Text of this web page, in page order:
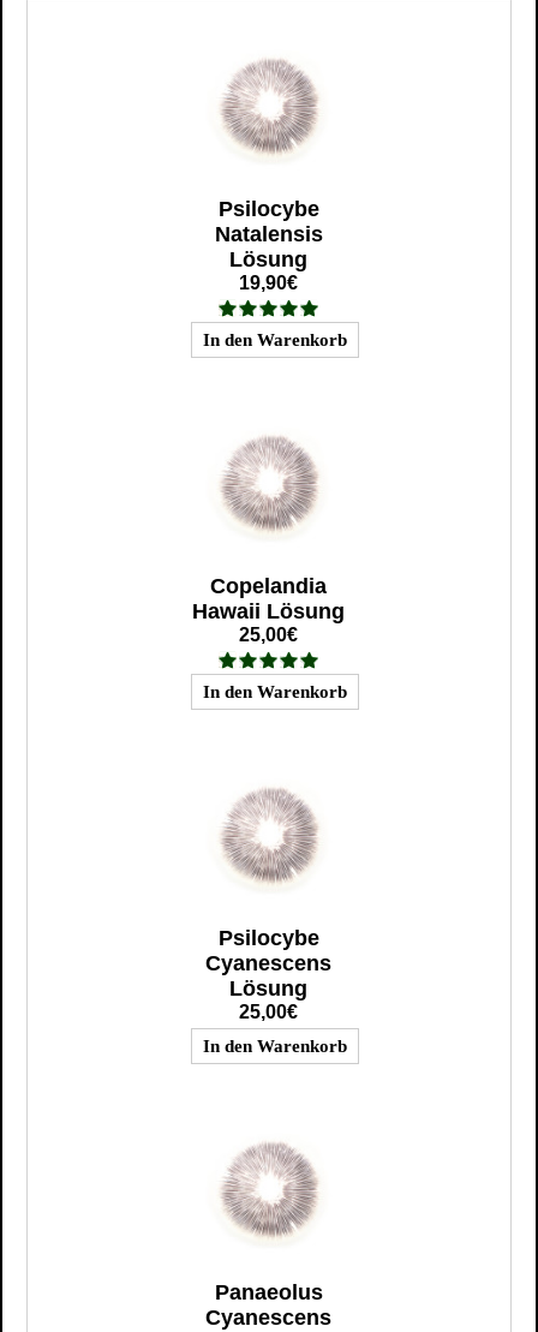
Psilocybe
Natalensis
Lösung
19,90€
Copelandia
Hawaii Lösung
25,00€
Psilocybe
Cyanescens
Lösung
25,00€
Panaeolus
Cyanescens